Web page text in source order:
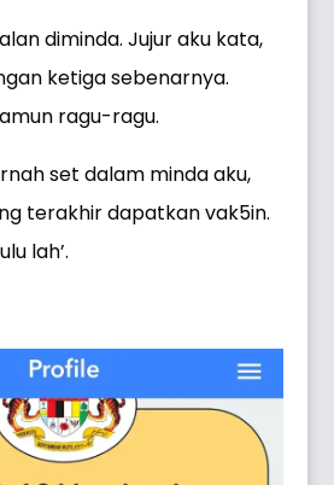
diminda. Jujur aku kata,
ketiga sebenarnya.
ragu-ragu.
set dalam minda aku,
terakhir dapatkan vak5in.
lah’.